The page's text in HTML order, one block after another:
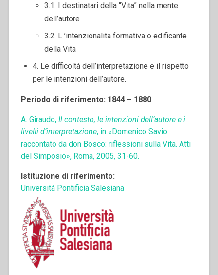
3.1. I destinatari della “Vita” nella mente
dell’autore
3.2. L ’intenzionalità formativa o edificante
della Vita
4. Le difficoltà dell’interpretazione e il rispetto
per le intenzioni dell’autore.
Periodo di riferimento: 1844 – 1880
A. Giraudo, Il contesto, le intenzioni dell’autore e i
livelli d’interpretazione, in «Domenico Savio
raccontato da don Bosco: riflessioni sulla Vita. Atti
del Simposio», Roma, 2005, 31-60.
Istituzione di riferimento:
Università Pontificia Salesiana